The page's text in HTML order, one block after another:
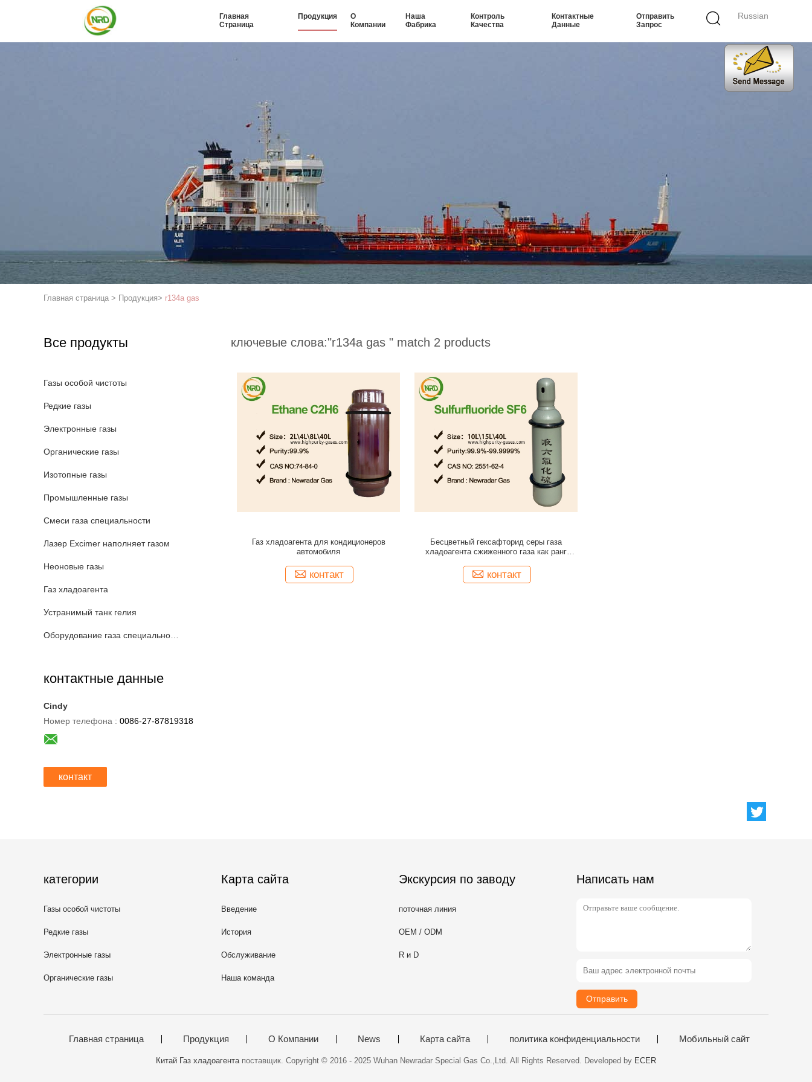
Russian
Главная
Страница
Продукция
О
Компании
Наша
Фабрика
Контроль
Качества
Контактные
Данные
Отправить
Запрос
Главная страница > Продукция> r134a gas
Все продукты
Газы особой чистоты
Редкие газы
Электронные газы
Органические газы
Изотопные газы
Промышленные газы
Смеси газа специальности
Лазер Excimer наполняет газом
Неоновые газы
Газ хладоагента
Устранимый танк гелия
Оборудование газа специальности
контактные данные
Cindy
Номер телефона : 0086-27-87819318
контакт
ключевые слова:"r134a gas " match 2 products
Газ хладоагента для кондиционеров
автомобиля
контакт
Бесцветный гексафторид серы газа
хладоагента сжиженного газа как ранг
промышленная
контакт
категории
Газы особой чистоты
Редкие газы
Электронные газы
Органические газы
Карта сайта
Введение
История
Обслуживание
Наша команда
Экскурсия по заводу
поточная линия
OEM / ODM
R и D
Написать нам
Отправить
Главная страница Продукция О Компании News Карта сайта политика конфиденциальности Мобильный сайт
Китай Газ хладоагентапоставщик. Copyright © 2016 - 2025 Wuhan Newradar Special Gas Co.,Ltd. All Rights Reserved. Developed by ECER